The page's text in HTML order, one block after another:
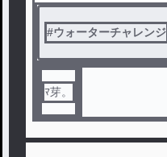
#ウォーターチャレンジ
ﾏ芽。